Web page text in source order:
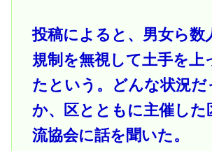
投稿によると、男女ら数
規制を無視して土手を上
たという。どんな状況だ
か、区とともに主催した
流協会に話を聞いた。